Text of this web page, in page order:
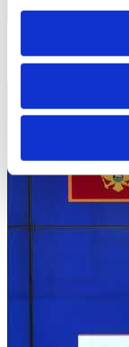
Ουκρανία και